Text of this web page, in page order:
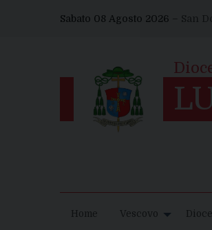
Sabato 08 Agosto 2026 – San
Home Vescovo